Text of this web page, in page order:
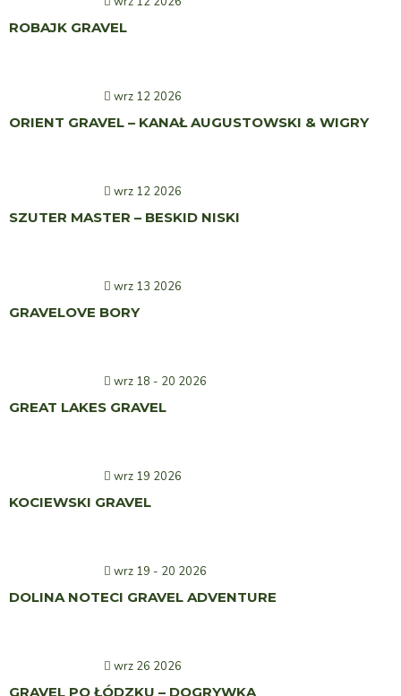
ROBAJK GRAVEL
wrz 12 2026
ORIENT GRAVEL – KANAŁ AUGUSTOWSKI & WIGRY
wrz 12 2026
SZUTER MASTER – BESKID NISKI
wrz 13 2026
GRAVELOVE BORY
wrz 18 - 20 2026
GREAT LAKES GRAVEL
wrz 19 2026
KOCIEWSKI GRAVEL
wrz 19 - 20 2026
DOLINA NOTECI GRAVEL ADVENTURE
wrz 26 2026
GRAVEL PO ŁÓDZKU – DOGRYWKA